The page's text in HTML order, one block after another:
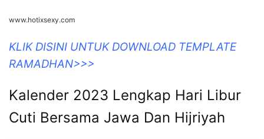
www.hotixsexy.com
KLIK DISINI UNTUK DOWNLOAD TEMPLATE
RAMADHAN>>>
Kalender 2023 Lengkap Hari Libur
Cuti Bersama Jawa Dan Hijriyah